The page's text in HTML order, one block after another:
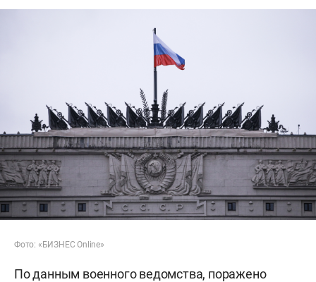
Фото: «БИЗНЕС Online»
По данным военного ведомства, поражено